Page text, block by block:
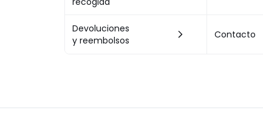
Devoluciones
y reembolsos
Contacto